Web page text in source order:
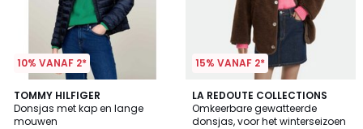
10% VANAF 2*
TOMMY HILFIGER
Donsjas met kap en lange
mouwen
2
Kleuren
15% VANAF 2*
LA REDOUTE COLLECTIONS
Omkeerbare gewatteerde
donsjas, voor het winterseizoen
4.3
/ 5